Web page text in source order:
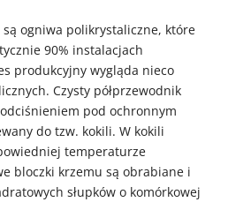
ogniwa polikrystaliczne, które
90% instalacjach
produkcyjny wygląda nieco
Czysty półprzewodnik
pod ochronnym
do tzw. kokili. W kokili
temperaturze
bloczki krzemu są obrabiane i
słupków o komórkowej